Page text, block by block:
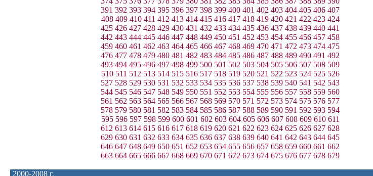
391 392 393 394 395 396 397 398 399 400 401 402 403 404 405 406 407
408 409 410 411 412 413 414 415 416 417 418 419 420 421 422 423 424
425 426 427 428 429 430 431 432 433 434 435 436 437 438 439 440 441
442 443 444 445 446 447 448 449 450 451 452 453 454 455 456 457 458
459 460 461 462 463 464 465 466 467 468 469 470 471 472 473 474 475
476 477 478 479 480 481 482 483 484 485 486 487 488 489 490 491 492
493 494 495 496 497 498 499 500 501 502 503 504 505 506 507 508 509
510 511 512 513 514 515 516 517 518 519 520 521 522 523 524 525 526
527 528 529 530 531 532 533 534 535 536 537 538 539 540 541 542 543
544 545 546 547 548 549 550 551 552 553 554 555 556 557 558 559 560
561 562 563 564 565 566 567 568 569 570 571 572 573 574 575 576 577
578 579 580 581 582 583 584 585 586 587 588 589 590 591 592 593 594
595 596 597 598 599 600 601 602 603 604 605 606 607 608 609 610 611
612 613 614 615 616 617 618 619 620 621 622 623 624 625 626 627 628
629 630 631 632 633 634 635 636 637 638 639 640 641 642 643 644 645
646 647 648 649 650 651 652 653 654 655 656 657 658 659 660 661 662
663 664 665 666 667 668 669 670 671 672 673 674 675 676 677 678 679
2000-2008 г.